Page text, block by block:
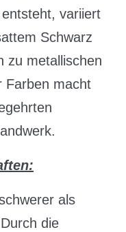
variiert
Schwarz
zu metallischen
Farben macht
als
die